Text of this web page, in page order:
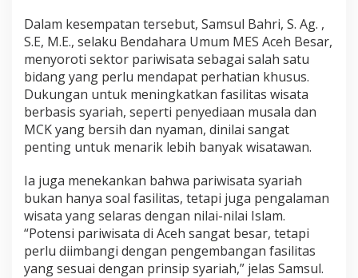
Dalam kesempatan tersebut, Samsul Bahri, S. Ag. ,
S.E, M.E., selaku Bendahara Umum MES Aceh Besar,
menyoroti sektor pariwisata sebagai salah satu
bidang yang perlu mendapat perhatian khusus.
Dukungan untuk meningkatkan fasilitas wisata
berbasis syariah, seperti penyediaan musala dan
MCK yang bersih dan nyaman, dinilai sangat
penting untuk menarik lebih banyak wisatawan.
Ia juga menekankan bahwa pariwisata syariah
bukan hanya soal fasilitas, tetapi juga pengalaman
wisata yang selaras dengan nilai-nilai Islam.
“Potensi pariwisata di Aceh sangat besar, tetapi
perlu diimbangi dengan pengembangan fasilitas
yang sesuai dengan prinsip syariah,” jelas Samsul.